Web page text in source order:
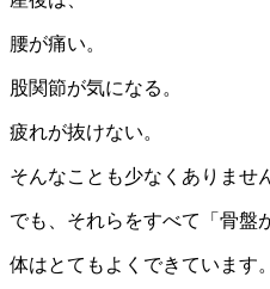
腰が痛い。
股関節が気になる。
疲れが抜けない。
そんなことも少なくありませ
でも、それらをすべて「骨盤
体はとてもよくできています。